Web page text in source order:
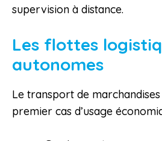
supervision à distance.
Les flottes
autonomes
Le transport de
premier cas d’usage